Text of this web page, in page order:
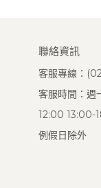
聯絡資訊
客服專線：
客服時間：
12:00 13:00-
例假日除外